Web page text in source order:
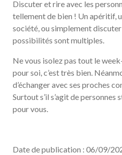
Discuter et rire avec les
tellement de bien ! Un apéritif,
société, ou simplement
possibilités sont multiples.
Ne vous isolez pas tout le
pour soi, c’est très bien.
d’échanger avec ses proches
Surtout s’il s’agit de
pour vous.
Date de publication : 06/09/